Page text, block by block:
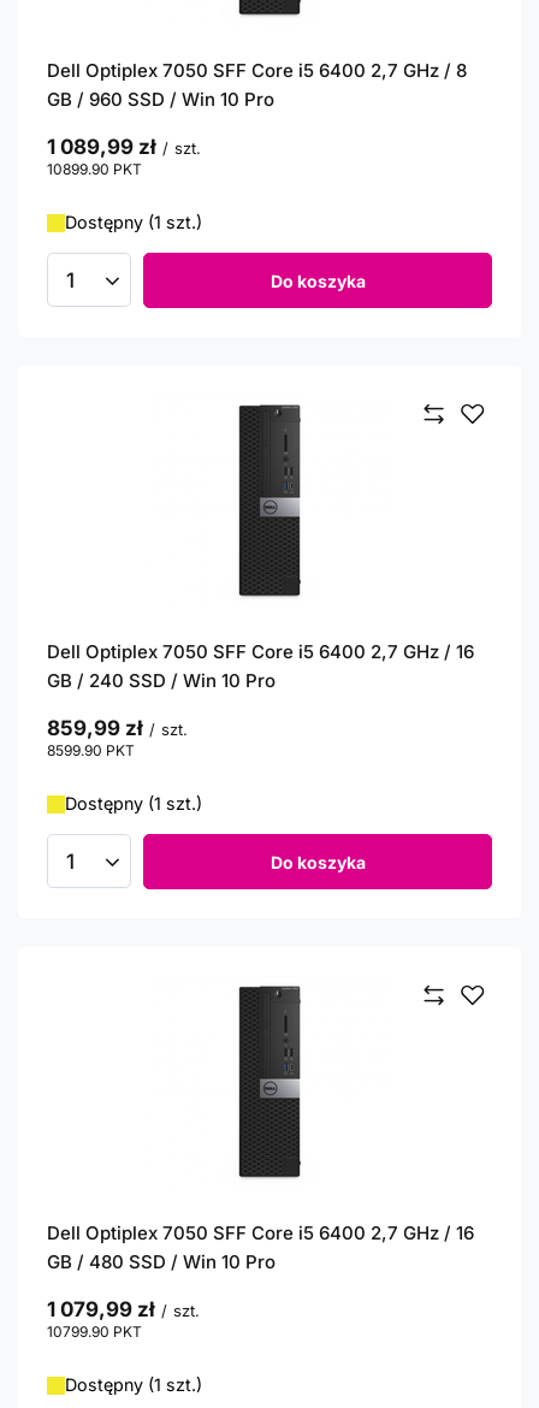
Dell Optiplex 7050 SFF Core i5 6400 2,7 GHz / 8
GB / 960 SSD / Win 10 Pro
1 089,99 zł / szt.
10899.90 PKT
Dostępny (1 szt.)
Ilość produktów Do koszyka
Dell Optiplex 7050 SFF Core i5 6400 2,7 GHz / 16
GB / 240 SSD / Win 10 Pro
859,99 zł / szt.
8599.90 PKT
Dostępny (1 szt.)
Ilość produktów Do koszyka
Dell Optiplex 7050 SFF Core i5 6400 2,7 GHz / 16
GB / 480 SSD / Win 10 Pro
1 079,99 zł / szt.
10799.90 PKT
Dostępny (1 szt.)